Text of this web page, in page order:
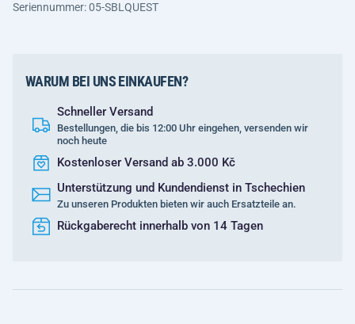
Seriennummer: 05-SBLQUEST
WARUM BEI UNS EINKAUFEN?
Schneller Versand
Bestellungen, die bis 12:00 Uhr eingehen, versenden wir
noch heute
Kostenloser Versand ab 3.000 Kč
Unterstützung und Kundendienst in Tschechien
Zu unseren Produkten bieten wir auch Ersatzteile an.
Rückgaberecht innerhalb von 14 Tagen